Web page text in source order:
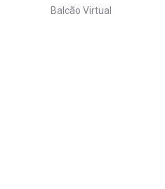
Balcão Virtual